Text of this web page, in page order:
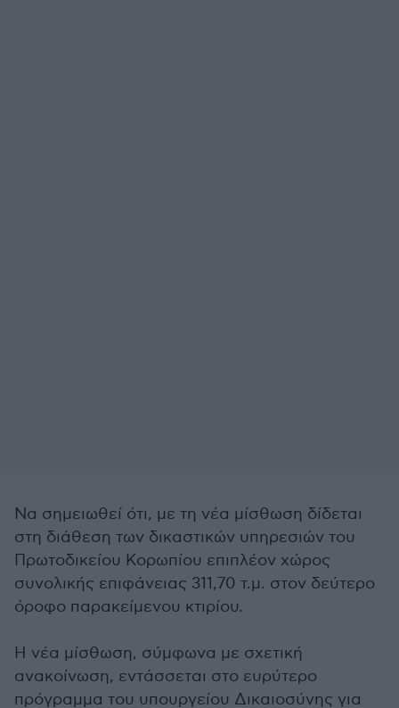
Να σημειωθεί ότι, με τη νέα μίσθωση δίδεται
στη διάθεση των δικαστικών υπηρεσιών του
Πρωτοδικείου Κορωπίου επιπλέον χώρος
συνολικής επιφάνειας 311,70 τ.μ. στον δεύτερο
όροφο παρακείμενου κτιρίου.
Η νέα μίσθωση, σύμφωνα με σχετική
ανακοίνωση, εντάσσεται στο ευρύτερο
πρόγραμμα του υπουργείου Δικαιοσύνης για